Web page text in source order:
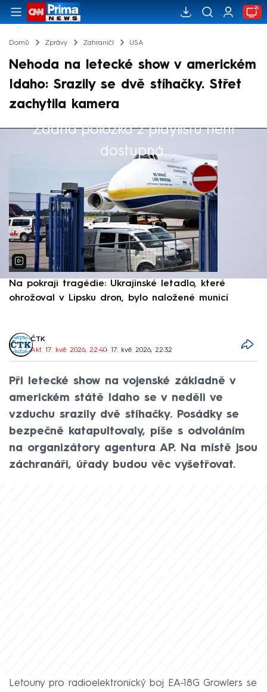
Domů Zprávy Zahraničí USA
Nehoda na letecké show v americkém
Idaho: Srazily se dvě stíhačky. Střet
zachytila kamera
Žádná položka z playlistu není
dostupná.
Výběr redakce
Na pokraji tragédie: Ukrajinské letadlo, které
ohrožoval v Lipsku dron, bylo naložené municí
ČTK
Akt. 17. kvě 2026, 22:40• 17. kvě 2026, 22:32
Při letecké show na vojenské základně v
americkém státě Idaho se v neděli ve
vzduchu srazily dvě stíhačky. Posádky se
bezpečně katapultovaly, píše s odvoláním
na organizátory agentura AP. Na místě jsou
záchranáři, úřady budou věc vyšetřovat.
Letouny pro radioelektronický boj EA-18G Growlers se